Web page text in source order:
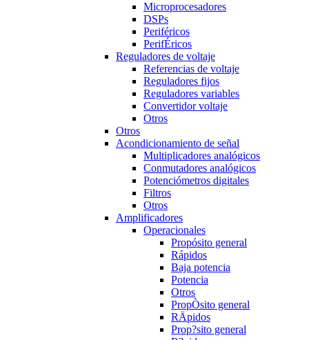
Microprocesadores
DSPs
Periféricos
PerifÉricos
Reguladores de voltaje
Referencias de voltaje
Reguladores fijos
Reguladores variables
Convertidor voltaje
Otros
Otros
Acondicionamiento de señal
Multiplicadores analógicos
Conmutadores analógicos
Potenciómetros digitales
Filtros
Otros
Amplificadores
Operacionales
Propósito general
Rápidos
Baja potencia
Potencia
Otros
PropÒsito general
RÄpidos
Prop?sito general